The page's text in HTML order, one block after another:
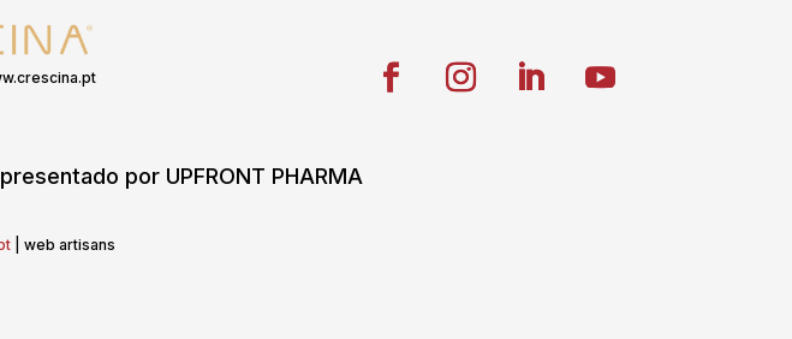
por UPFRONT PHARMA
| web artisans